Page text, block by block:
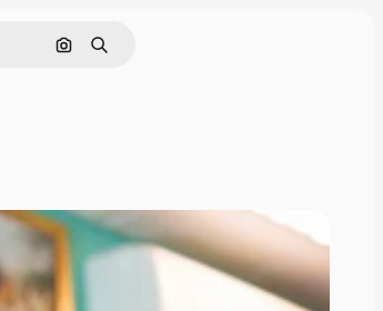
Pesquisar por imagem
Buscar